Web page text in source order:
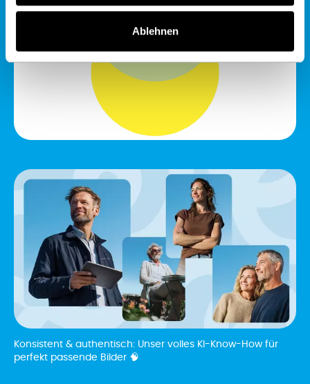
Ablehnen
Konsistent & authentisch: Unser volles KI-Know-How für
perfekt passende Bilder 🧠